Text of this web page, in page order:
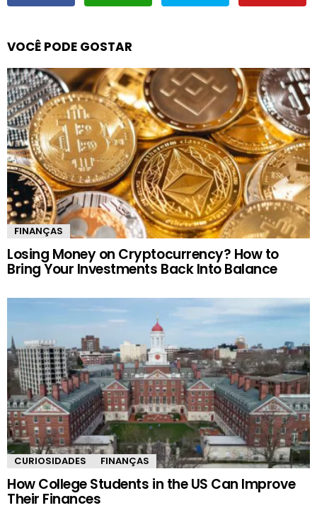
VOCÊ PODE GOSTAR
FINANÇAS
Losing Money on Cryptocurrency? How to
Bring Your Investments Back Into Balance
CURIOSIDADES FINANÇAS
How College Students in the US Can Improve
Their Finances